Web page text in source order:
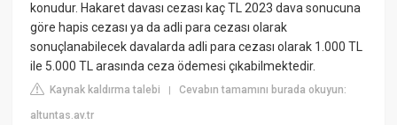
konudur. Hakaret davası cezası kaç TL 2023 dava sonucuna
göre hapis cezası ya da adli para cezası olarak
sonuçlanabilecek davalarda adli para cezası olarak 1.000 TL
ile 5.000 TL arasında ceza ödemesi çıkabilmektedir.
Kaynak kaldırma talebi |Cevabın tamamını burada okuyun:
altuntas.av.tr